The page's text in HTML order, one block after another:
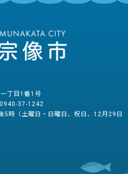
丁目1番1号
37-1242
5時（土曜日・日曜日、祝日、12月29日